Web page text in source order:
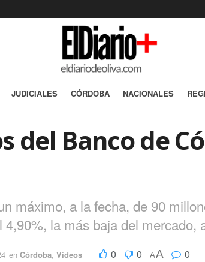
JUDICIALES CÓRDOBA NACIONALES
del Banco de
máximo, a la fecha, de 90
la más baja del mercado,
en Córdoba, Videos 0 0 AA 0